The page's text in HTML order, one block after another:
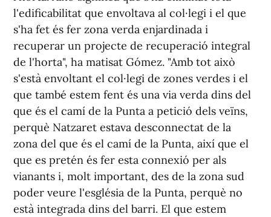
l'edificabilitat que envoltava al col·legi i el que
s'ha fet és fer zona verda enjardinada i
recuperar un projecte de recuperació integral
de l'horta", ha matisat Gómez. "Amb tot això
s'està envoltant el col·legi de zones verdes i el
que també estem fent és una via verda dins del
que és el camí de la Punta a petició dels veïns,
perquè Natzaret estava desconnectat de la
zona del que és el camí de la Punta, així que el
que es pretén és fer esta connexió per als
vianants i, molt important, des de la zona sud
poder veure l'església de la Punta, perquè no
està integrada dins del barri. El que estem